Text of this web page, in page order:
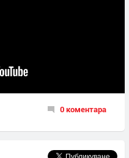
0 коментара